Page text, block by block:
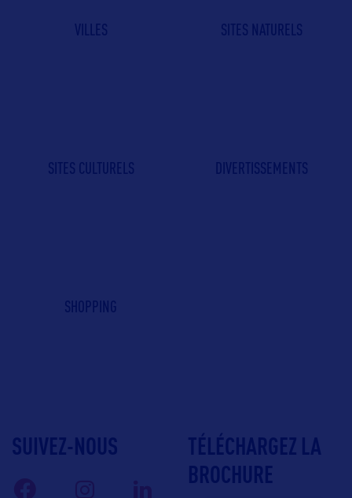
VILLES SITES NATURELS
SITES CULTURELS DIVERTISSEMENTS
SHOPPING
SUIVEZ-NOUS
TÉLÉCHARGEZ LA
BROCHURE